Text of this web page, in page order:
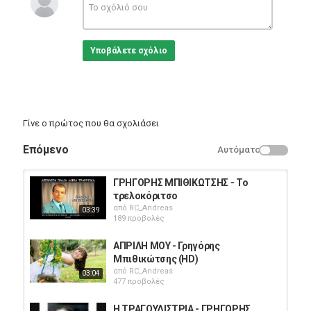
Κατηγορίες
Υποβάλετε σχόλιο
Γίνε ο πρώτος που θα σχολιάσει
Επόμενο Αυτόματο
03:39
ΓΡΗΓΟΡΗΣ ΜΠΙΘΙΚΩΤΣΗΣ - Το
τρελοκόριτσο
από RC_Andreas
189 προβολές
03:04
ΑΠΡΙΛΗ ΜΟΥ - Γρηγόρης
Μπιθικώτσης (HD)
από RC_Andreas
477 προβολές
Η ΤΡΑΓΟΥΔΙΣΤΡΙΑ - ΓΡΗΓΟΡΗΣ